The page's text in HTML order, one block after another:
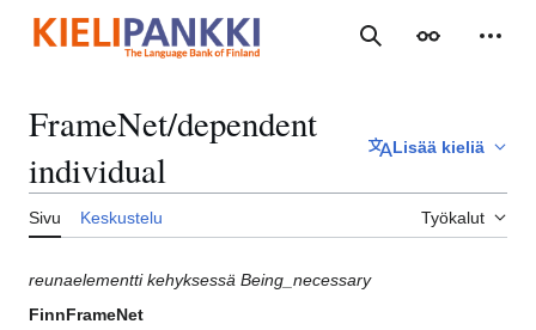
sisältöön
Haku Ulkoasu
FrameNet/dependent
individual
Lisää kieliä
Sivu Keskustelu Työkalut
reunaelementti kehyksessä Being_necessary
FinnFrameNet